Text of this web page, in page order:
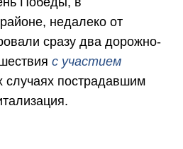
недалеко от
сразу два дорожно-
с участием
случаях пострадавшим